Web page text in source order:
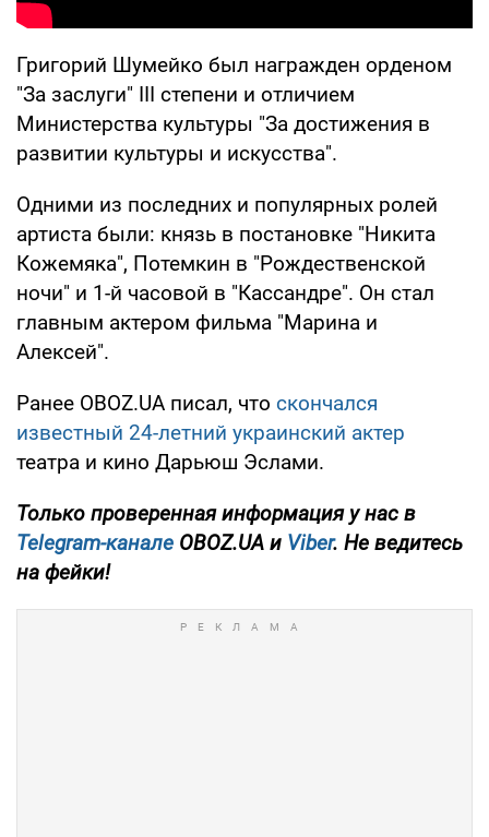
Григорий Шумейко был награжден орденом
"За заслуги" III степени и отличием
Министерства культуры "За достижения в
развитии культуры и искусства".
Одними из последних и популярных ролей
артиста были: князь в постановке "Никита
Кожемяка", Потемкин в "Рождественской
ночи" и 1-й часовой в "Кассандре". Он стал
главным актером фильма "Марина и
Алексей".
Ранее OBOZ.UA писал, что скончался
известный 24-летний украинский актер
театра и кино Дарьюш Эслами.
Только проверенная информация у нас в
Telegram-канале OBOZ.UA и Viber. Не ведитесь
на фейки!